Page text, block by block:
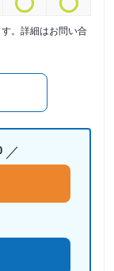
。詳細はお問い合